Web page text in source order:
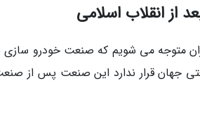
از انقلاب اسلامی
متوجه می شویم که صنعت خودرو سازی
جهان قرار ندارد این صنعت پس از